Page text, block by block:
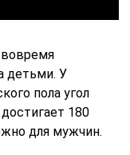
детьми. У
пола угол
180
для мужчин.